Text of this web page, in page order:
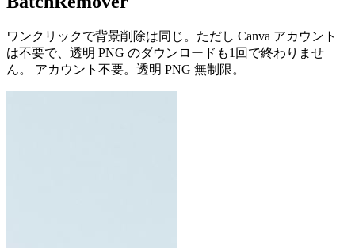
ワンクリックで背景削除は同じ。ただし Canva アカウント
は不要で、透明 PNG のダウンロードも1回で終わりませ
ん。
アカウント不要。透明 PNG 無制限。